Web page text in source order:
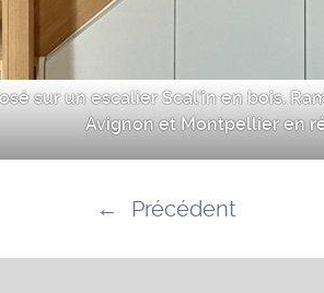
sur un escalier Scal’in en bois.
Avignon et Montpellier en
← Précédent